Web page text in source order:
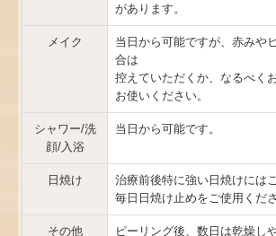
があります。
メイク
当日から可能ですが、赤みや
合は
控えていただくか、なるべく
お使いください。
シャワー/洗
顔/入浴
当日から可能です。
日焼け
治療前後特に強い日焼けには
毎日日焼け止めをご使用くださ
その他
ピーリング後、数日は乾燥し